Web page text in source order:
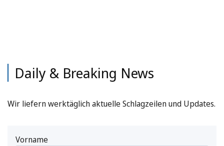
Daily & Breaking News
Wir liefern werktäglich aktuelle Schlagzeilen und Updates.
Vorname